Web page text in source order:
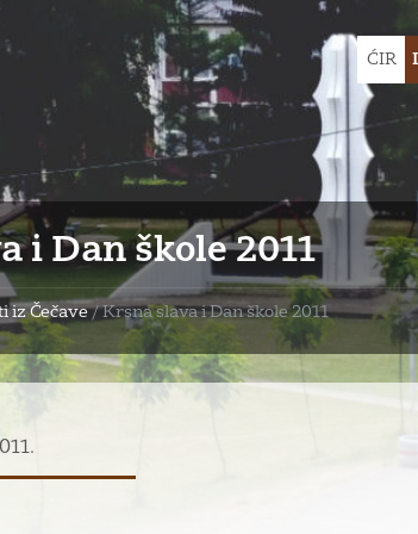
Choose
ĆIR
i Dan škole 2011
iz Čečave/Krsna slava i Dan škole 2011